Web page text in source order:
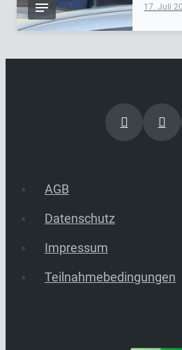
17. Juli
AGB
Datenschutz
Impressum
Teilnahmebedingungen